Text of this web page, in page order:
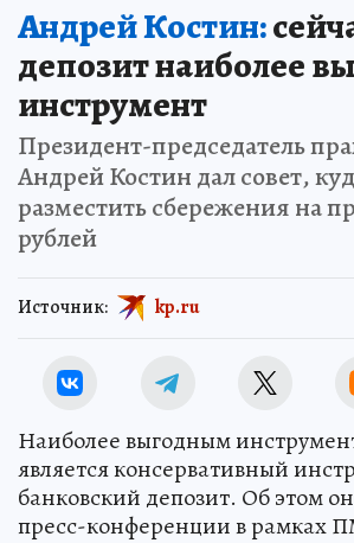
Андрей Костин:
депозит наиболее
инструмент
Президент-председатель
Андрей Костин дал совет,
разместить сбережения на
рублей
Источник: kp.ru
Наиболее выгодным
является консервативный
банковский депозит. Об этом
пресс-конференции в рамках